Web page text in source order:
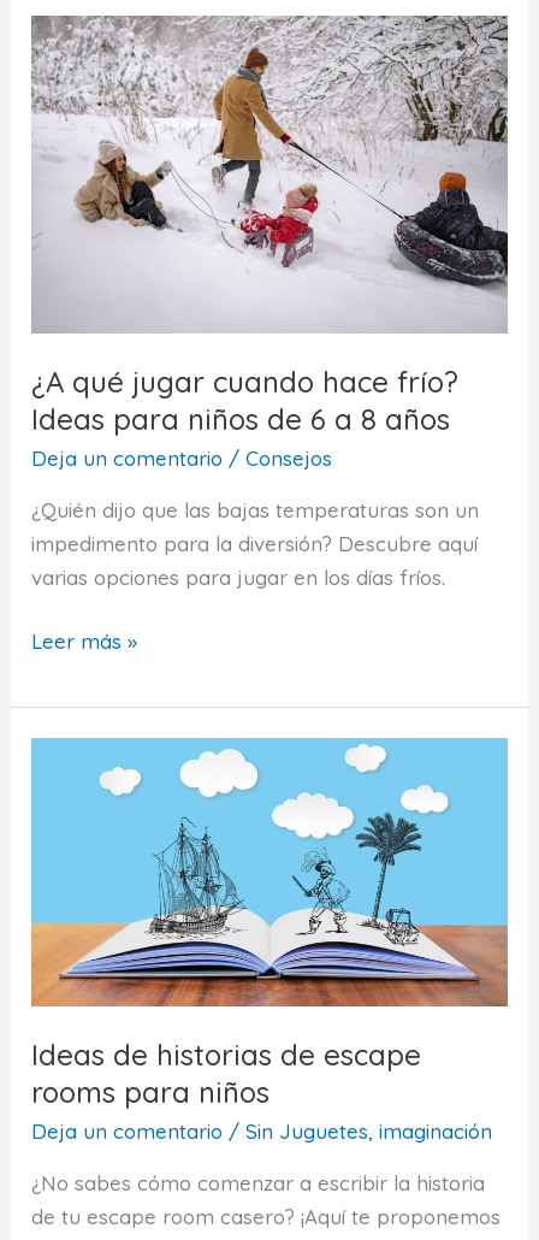
hay
que
saber
sobre
los
escape
rooms
para
¿A qué jugar cuando hace frío?
Ideas para niños de 6 a 8 años
Deja un comentario /Consejos
¿Quién dijo que las bajas temperaturas son un
impedimento para la diversión? Descubre aquí
varias opciones para jugar en los días fríos.
¿A
jugar
cuando
a
8
Leer más »
Ideas de historias de escape
rooms para niños
Deja un comentario /Sin Juguetes, imaginación
¿No sabes cómo comenzar a escribir la historia
de tu escape room casero? ¡Aquí te proponemos